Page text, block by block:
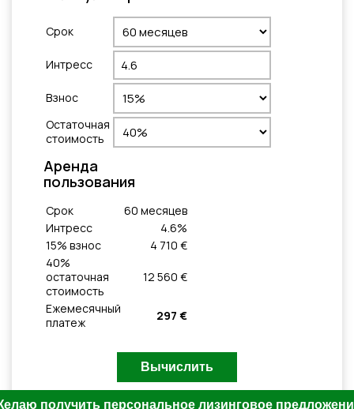
Cрок
Интресс
Взнос
Остаточная
стоимость
Aренда
пользования
Cрок 60 месяцeв
Интресс
4.6%
15% взнос
4 710 €
40%
остаточная
стоимость
12 560 €
Ежемесячный
платеж
297 €